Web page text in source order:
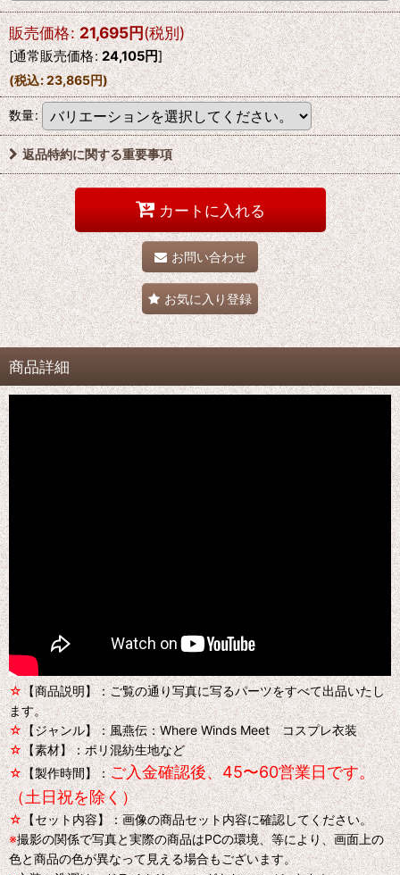
販売価格: 21,695円(税別)
[通常販売価格: 24,105円]
(税込:23,865円)
数量:
返品特約に関する重要事項
カートに入れる
お問い合わせ
お気に入り登録
商品詳細
☆【商品説明】：ご覧の通り写真に写るパーツをすべて出品いたし
ます。
☆【ジャンル】：風燕伝：Where Winds Meet コスプレ衣装
☆【素材】：ポリ混紡生地など
☆【製作時間】：ご入金確認後、45〜60営業日です。
（土日祝を除く）
☆【セット内容】：画像の商品セット内容に確認してください。
※撮影の関係で写真と実際の商品はPCの環境、等により、画面上の
色と商品の色が異なって見える場合もございます。